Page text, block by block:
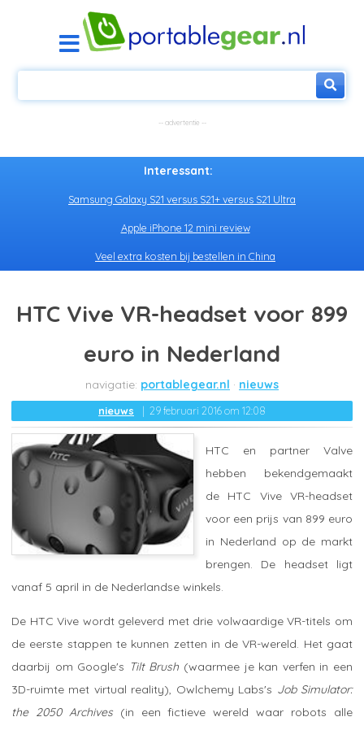
Interessant:
Samsung Galaxy S21 versus S21+ versus S21 Ultra
Apple iPhone 12 mini review
Veel extra kosten bij bestellen in China
HTC Vive VR-headset voor 899
euro in Nederland
portablegear.nl nieuws
nieuws 29 februari 2016 om 12:08
HTC en partner Valve
hebben bekendgemaakt
de HTC Vive VR-headset
voor een prijs van 899 euro
in Nederland op de markt
brengen. De headset ligt
vanaf 5 april in de Nederlandse winkels.
De HTC Vive wordt geleverd met drie volwaardige VR-titels om
de eerste stappen te kunnen zetten in de VR-wereld. Het gaat
daarbij om Google's Tilt Brush (waarmee je kan verfen in een
3D-ruimte met virtual reality), Owlchemy Labs's Job Simulator:
the 2050 Archives (in een fictieve wereld waar robots alle